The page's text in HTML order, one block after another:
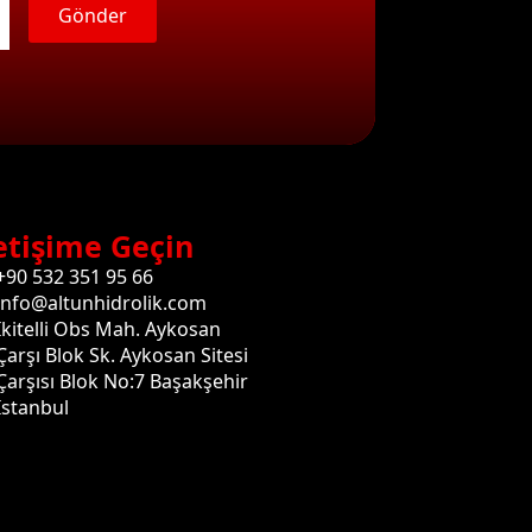
Gönder
Geçin
532 351 95 66
Obs Mah. Aykosan
Blok Sk. Aykosan Sitesi
Blok No:7 Başakşehir